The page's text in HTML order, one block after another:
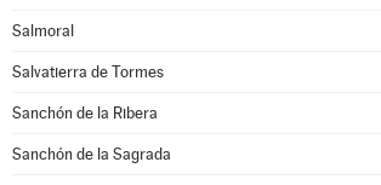
Salmoral
Salvatierra de Tormes
Sanchón de la Ribera
Sanchón de la Sagrada